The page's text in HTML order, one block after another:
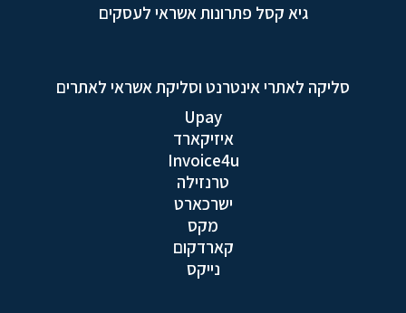
גיא קסל פתרונות אשראי לעסקים
סליקה לאתרי אינטרנט וסליקת אשראי לאתרים
Upay
איזיקארד
Invoice4u
טרנזילה
ישרכארט
מקס
קארדקום
נייקס